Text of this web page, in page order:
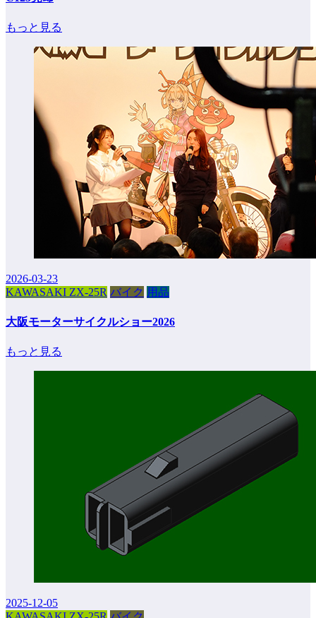
もっと見る
2026-03-23
KAWASAKI ZX-25R バイク 用品
大阪モーターサイクルショー2026
もっと見る
2025-12-05